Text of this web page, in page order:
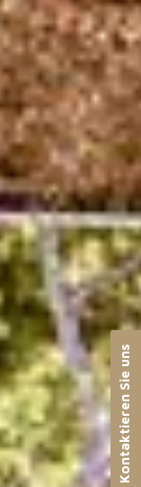
Kontaktieren Sie uns